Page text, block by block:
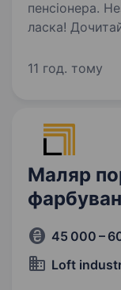
пенсіонера.
ласка!
косметики
пташку, яка
11 год. тому
Маляр
45 000 –
Loft